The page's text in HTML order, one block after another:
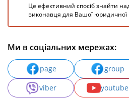
Це ефективний спосіб знайти
виконавця для Вашої юридичної
Ми в соціальних мережах:
page group
viber
youtube